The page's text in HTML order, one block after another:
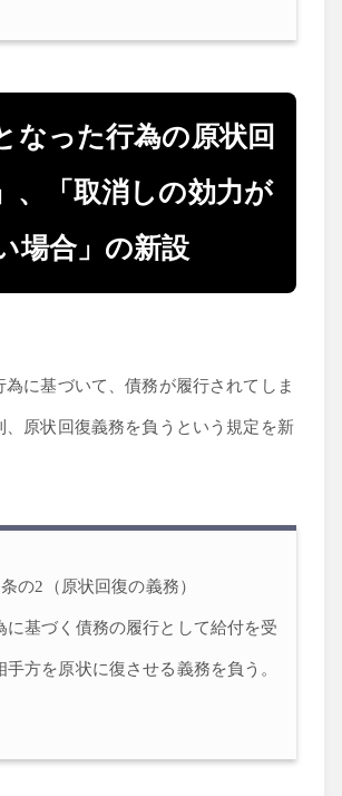
なった行為の原状回
、「取消しの効力が
場合」の新設
為に基づいて、債務が履行されてしま
、原状回復義務を負うという規定を新
の2（原状回復の義務）
基づく債務の履行として給付を受
手方を原状に復させる義務を負う。